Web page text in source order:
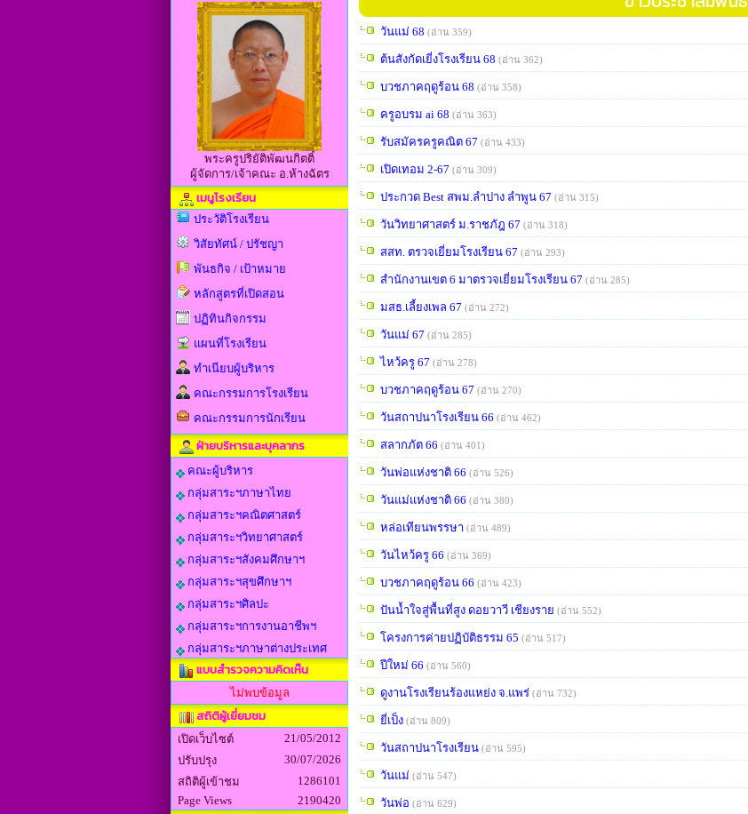
พระครูปริยัติพัฒนกิตติ์
ผู้จัดการ/เจ้าคณะ อ.ห้างฉัตร
เมนูโรงเรียน
ประวัติโรงเรียน
วิสัยทัศน์ / ปรัชญา
พันธกิจ / เป้าหมาย
หลักสูตรที่เปิดสอน
ปฏิทินกิจกรรม
แผนที่โรงเรียน
ทำเนียบผู้บริหาร
คณะกรรมการโรงเรียน
คณะกรรมการนักเรียน
ฝ่ายบริหารและบุคลากร
คณะผู้บริหาร
กลุ่มสาระฯภาษาไทย
กลุ่มสาระฯคณิตศาสตร์
กลุ่มสาระฯวิทยาศาสตร์
กลุ่มสาระฯสังคมศึกษาฯ
กลุ่มสาระฯสุขศึกษาฯ
กลุ่มสาระฯศิลปะ
กลุ่มสาระฯการงานอาชีพฯ
กลุ่มสาระฯภาษาต่างประเทศ
แบบสำรวจความคิดเห็น
ไม่พบข้อมูล
สถิติผู้เยี่ยมชม
เปิดเว็บไซต์
21/05/2012
ปรับปรุง
30/07/2026
สถิติผู้เข้าชม
1286101
Page Views
2190420
วันแม่ 68 (อ่าน 359)
ต้นสังกัดเยี่งโรงเรียน 68 (อ่าน 362)
บวชภาคฤดูร้อน 68 (อ่าน 358)
ครูอบรม ai 68 (อ่าน 363)
รับสมัครครูคณิต 67 (อ่าน 433)
เปิดเทอม 2-67 (อ่าน 309)
ประกวด Best สพม.ลำปาง ลำพูน 67 (อ่าน 315)
วันวิทยาศาสตร์ ม.ราชภัฎ 67 (อ่าน 318)
สสท. ตรวจเยี่ยมโรงเรียน 67 (อ่าน 293)
สำนักงานเขต 6 มาตรวจเยี่ยมโรงเรียน 67 (อ่าน 285)
มสธ.เลี้ยงเพล 67 (อ่าน 272)
วันแม่ 67 (อ่าน 285)
ไหว้ครู 67 (อ่าน 278)
บวชภาคฤดูร้อน 67 (อ่าน 270)
วันสถาปนาโรงเรียน 66 (อ่าน 462)
สลากภัต 66 (อ่าน 401)
วันพ่อแห่งชาติ 66 (อ่าน 526)
วันแม่แห่งชาติ 66 (อ่าน 380)
หล่อเทียนพรรษา (อ่าน 489)
วันไหว้ครู 66 (อ่าน 369)
บวชภาคฤดูร้อน 66 (อ่าน 423)
ปันน้ำใจสู่พื้นที่สูง ดอยวาวี เชียงราย (อ่าน 552)
โครงการค่ายปฏิบัติธรรม 65 (อ่าน 517)
ปีใหม่ 66 (อ่าน 560)
ดูงานโรงเรียนร้องแหย่ง จ.แพร่ (อ่าน 732)
ยี่เป็ง (อ่าน 809)
วันสถาปนาโรงเรียน (อ่าน 595)
วันแม่ (อ่าน 547)
วันพ่อ (อ่าน 629)